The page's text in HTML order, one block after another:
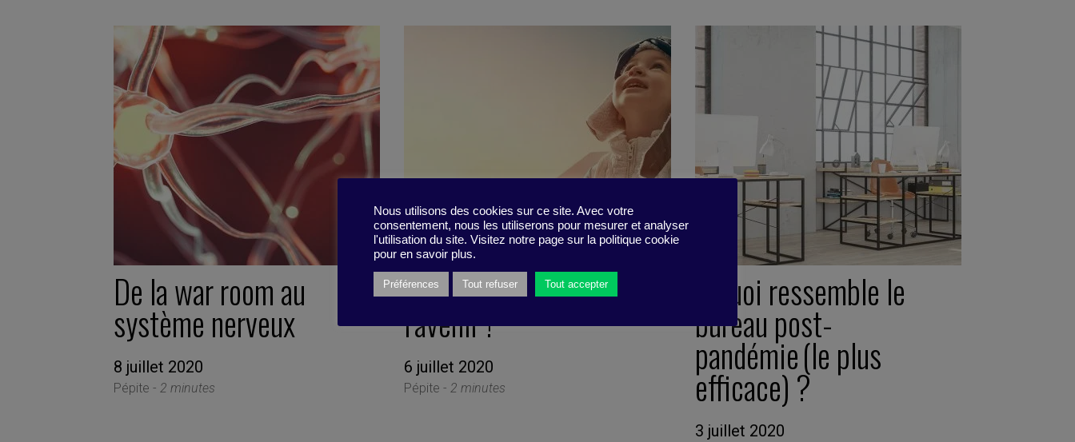
De la war room au
système nerveux
8 juillet 2020
Pépite - 2 minutes
Une bonne leçon pour
l’avenir !
6 juillet 2020
Pépite - 2 minutes
À quoi ressemble le
bureau post-
pandémie (le plus
efficace) ?
3 juillet 2020
Nous utilisons des cookies sur ce site. Avec votre
consentement, nous les utiliserons pour mesurer et analyser
l'utilisation du site. Visitez notre page sur la politique cookie
pour en savoir plus.
Préférences Tout refuser Tout accepter